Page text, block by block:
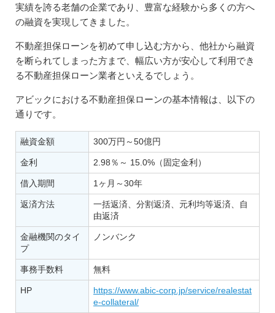
実績を誇る老舗の企業であり、豊富な経験から多くの方へ
の融資を実現してきました。
不動産担保ローンを初めて申し込む方から、他社から融資
を断られてしまった方まで、幅広い方が安心して利用でき
る不動産担保ローン業者といえるでしょう。
アビックにおける不動産担保ローンの基本情報は、以下の
通りです。
融資金額 300万円～50億円
金利 2.98％～ 15.0%（固定金利）
借入期間 1ヶ月～30年
返済方法
一括返済、分割返済、元利均等返済、自
由返済
金融機関のタイ
プ
ノンバンク
事務手数料 無料
HP
https://www.abic-corp.jp/service/realestat
e-collateral/